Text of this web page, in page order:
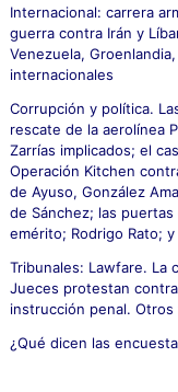
r
:
Internacional: carrera
guerra contra Irán y
Venezuela,
internacionales
Corrupción y política.
rescate de la aerolínea
Zarrías implicados; el
Operación Kitchen
de Ayuso, González
de Sánchez; las
emérito; Rodrigo Rato;
Tribunales: Lawfare. La
Jueces protestan
instrucción penal.
¿Qué dicen las